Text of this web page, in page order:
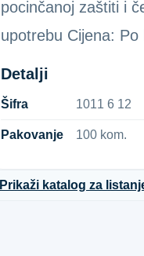
pocinčanoj zaštiti i
upotrebu Cijena:
Detalji
Šifra 1​0​1​1​ ​6​ ​1​2​
Pakovanje 100 kom.
Prikaži katalog za